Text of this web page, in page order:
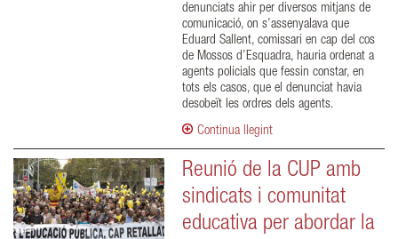
denunciats ahir per diversos mitjans de
comunicació, on s’assenyalava que
Eduard Sallent, comissari en cap del cos
de Mossos d’Esquadra, hauria ordenat a
agents policials que fessin constar, en
tots els casos, que el denunciat havia
desobeït les ordres dels agents.
Continua llegint
Reunió de la CUP amb
sindicats i comunitat
educativa per abordar la